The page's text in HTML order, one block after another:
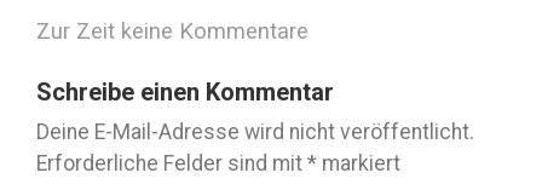
Zur Zeit keine Kommentare
Schreibe einen Kommentar
Deine E-Mail-Adresse wird nicht veröffentlicht.
Erforderliche Felder sind mit * markiert